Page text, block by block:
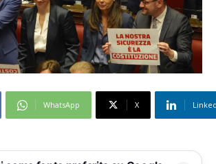
WhatsApp X